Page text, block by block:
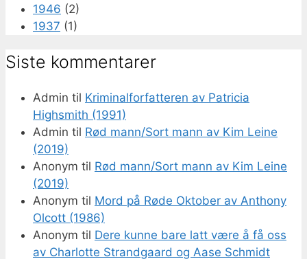
1946 (2)
1937 (1)
Siste kommentarer
Admin til Kriminalforfatteren av Patricia
Highsmith (1991)
Admin til Rød mann/Sort mann av Kim Leine
(2019)
Anonym til Rød mann/Sort mann av Kim Leine
(2019)
Anonym til Mord på Røde Oktober av Anthony
Olcott (1986)
Anonym til Dere kunne bare latt være å få oss
av Charlotte Strandgaard og Aase Schmidt